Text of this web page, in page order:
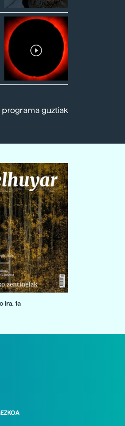
programa guztiak
ira. 1a